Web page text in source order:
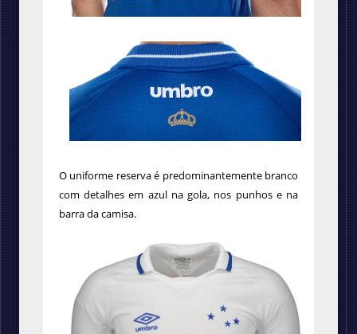
O uniforme reserva é predominantemente branco
com detalhes em azul na gola, nos punhos e na
barra da camisa.